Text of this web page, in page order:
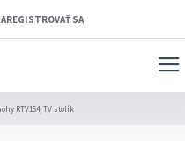
SA
RTV154, TV stolík